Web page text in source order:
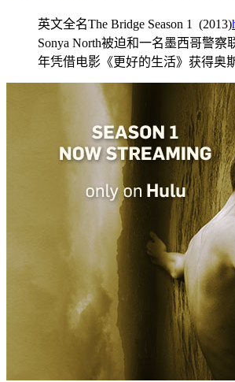
英文全名The Bridge Season 1 (2013)
Sonya North被迫和一名墨西哥警
年凭借电影《更好的生活》获得奥